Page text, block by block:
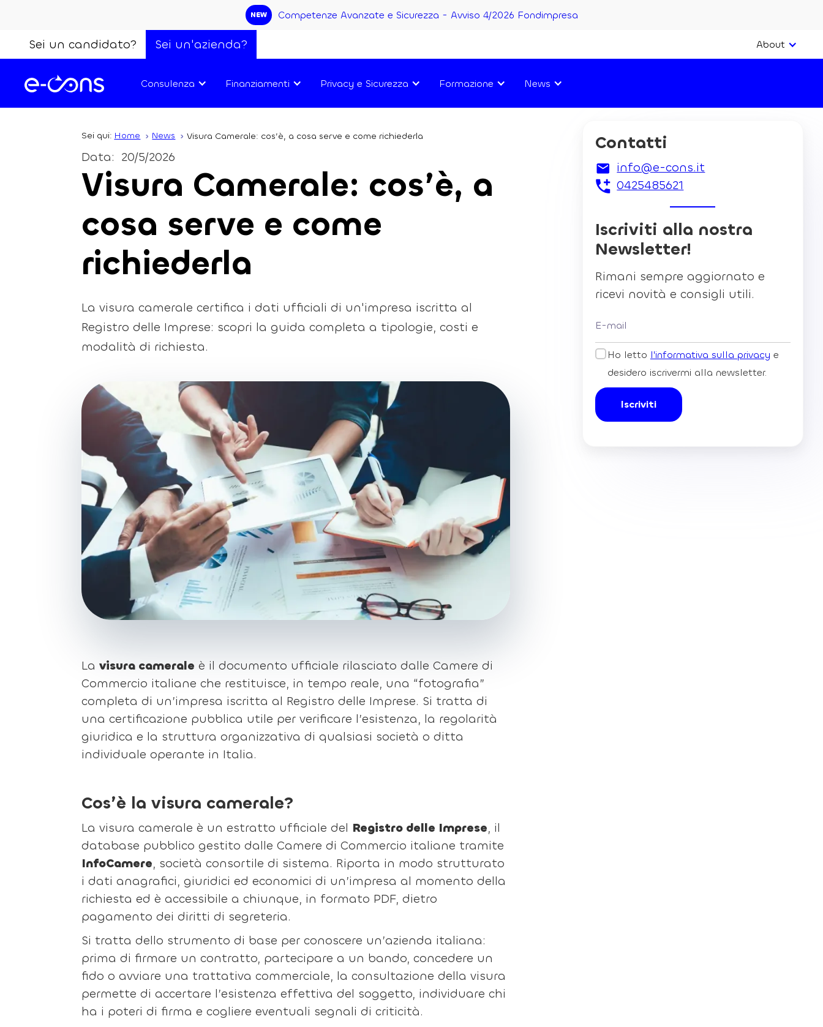
NEW Competenze Avanzate e Sicurezza - Avviso 4/2026 Fondimpresa
Sei un candidato? Sei un'azienda? About
Consulenza Finanziamenti Privacy e Sicurezza Formazione News
Sei qui: Home News Visura Camerale: cos’è, a cosa serve e come richiederla
20/5/2026
Data:
Visura Camerale: cos’è, a
cosa serve e come
richiederla
La visura camerale certifica i dati ufficiali di un'impresa iscritta al
Registro delle Imprese: scopri la guida completa a tipologie, costi e
modalità di richiesta.
Lavisura camerale è il documento ufficiale rilasciato dalle Camere di
Commercio italiane che restituisce, in tempo reale, una “fotografia”
completa di un’impresa iscritta al Registro delle Imprese. Si tratta di
una certificazione pubblica utile per verificare l’esistenza, la regolarità
giuridica e la struttura organizzativa di qualsiasi società o ditta
individuale operante in Italia.
Cos’è la visura camerale?
La visura camerale è un estratto ufficiale del Registro delle Imprese, il
database pubblico gestito dalle Camere di Commercio italiane tramite
InfoCamere, società consortile di sistema. Riporta in modo strutturato
i dati anagrafici, giuridici ed economici di un’impresa al momento della
richiesta ed è accessibile a chiunque, in formato PDF, dietro
pagamento dei diritti di segreteria.
Si tratta dello strumento di base per conoscere un’azienda italiana:
prima di firmare un contratto, partecipare a un bando, concedere un
fido o avviare una trattativa commerciale, la consultazione della visura
permette di accertare l’esistenza effettiva del soggetto, individuare chi
ha i poteri di firma e cogliere eventuali segnali di criticità.
Contatti
info@e-cons.it
0425485621
Iscriviti alla nostra
Newsletter!
Rimani sempre aggiornato e
ricevi novità e consigli utili.
Ho letto l'informativa sulla privacy e
desidero iscrivermi alla newsletter.